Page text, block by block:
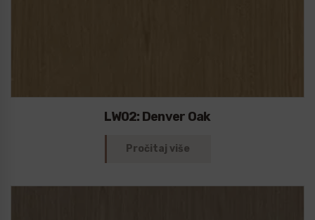
LW02: Denver Oak
Pročitaj više